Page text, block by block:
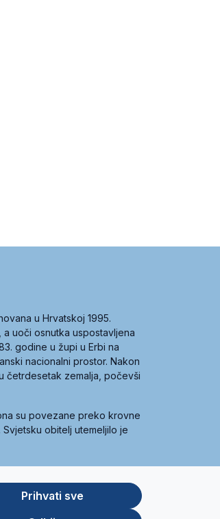
u Hrvatskoj 1995.
uoči osnutka uspostavljena
godine u župi u Erbi na
nacionalni prostor. Nakon
četrdesetak zemalja, počevši
su povezane preko krovne
obitelj utemeljilo je
Prihvati sve